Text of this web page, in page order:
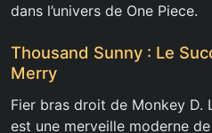
dans l’univers de One Piece.
Thousand Sunny : Le
Merry
Fier bras droit de Monkey D.
est une merveille moderne de